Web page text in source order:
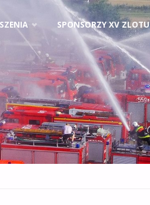
SPONSORZY XV ZLOTU